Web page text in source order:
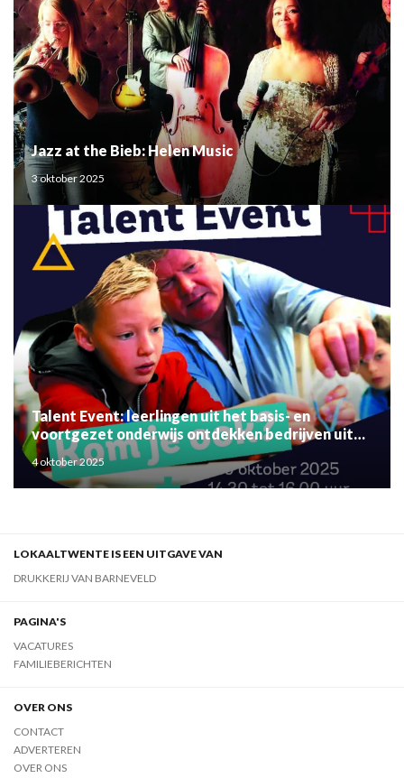
Jazz at the Bieb: Helen Music
3 oktober 2025
Talent Event: leerlingen uit het basis- en
voortgezet onderwijs ontdekken bedrijven uit
de regio
4 oktober 2025
LOKAALTWENTE IS EEN UITGAVE VAN
DRUKKERIJ VAN BARNEVELD
PAGINA'S
VACATURES
FAMILIEBERICHTEN
OVER ONS
CONTACT
ADVERTEREN
OVER ONS